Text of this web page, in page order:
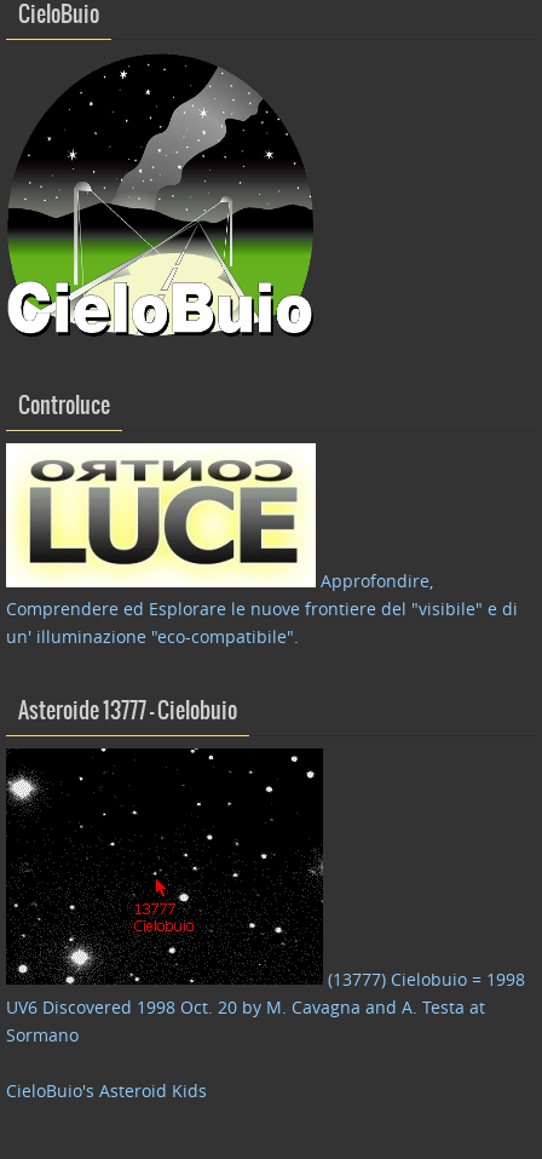
o
k
CieloBuio
Controluce
Approfondire,
Comprendere ed Esplorare le nuove frontiere del "visibile" e di
un' illuminazione "eco-compatibile".
Asteroide 13777 – Cielobuio
(13777) Cielobuio = 1998
UV6 Discovered 1998 Oct. 20 by M. Cavagna and A. Testa at
Sormano
CieloBuio's Asteroid Kids